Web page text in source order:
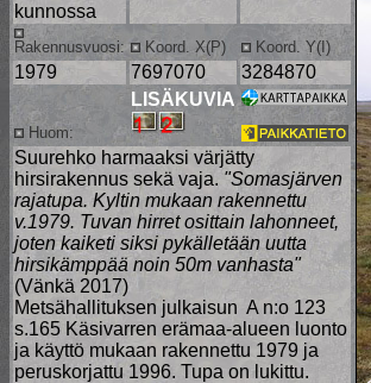
kunnossa
Rakennusvuosi: Koord. X(P) Koord. Y(I)
1979 7697070 3284870
Huom:
LISÄKUVIA
Suurehko harmaaksi värjätty
hirsirakennus sekä vaja. "Somasjärven
rajatupa. Kyltin mukaan rakennettu
v.1979. Tuvan hirret osittain lahonneet,
joten kaiketi siksi pykälletään uutta
hirsikämppää noin 50m vanhasta"
(Vänkä 2017)
Metsähallituksen julkaisun A n:o 123
s.165 Käsivarren erämaa-alueen luonto
ja käyttö mukaan rakennettu 1979 ja
peruskorjattu 1996. Tupa on lukittu.